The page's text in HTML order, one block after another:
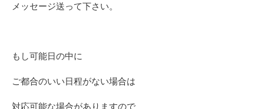
メッセージ送って下さい。
もし可能日の中に
ご都合のいい日程がない場合は
対応可能な場合がありますので